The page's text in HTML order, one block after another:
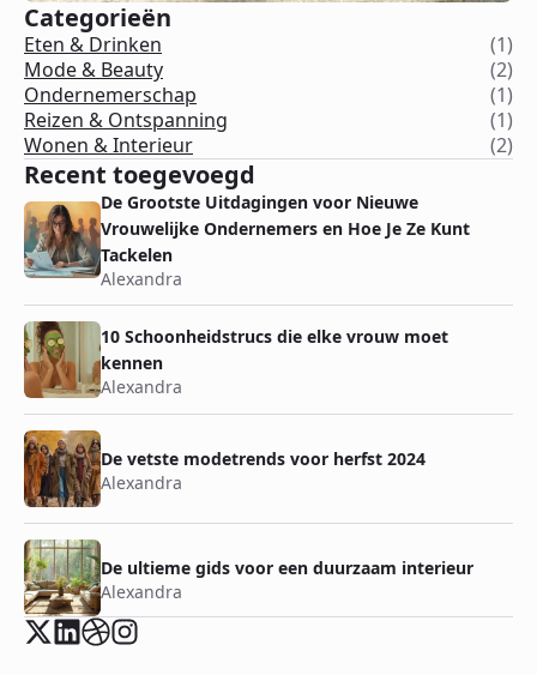
Categorieën
Eten & Drinken
(1)
Mode & Beauty
(2)
Ondernemerschap
(1)
Reizen & Ontspanning
(1)
Wonen & Interieur
(2)
Recent toegevoegd
De Grootste Uitdagingen voor Nieuwe
Vrouwelijke Ondernemers en Hoe Je Ze Kunt
Tackelen
Alexandra
10 Schoonheidstrucs die elke vrouw moet
kennen
Alexandra
De vetste modetrends voor herfst 2024
Alexandra
De ultieme gids voor een duurzaam interieur
Alexandra